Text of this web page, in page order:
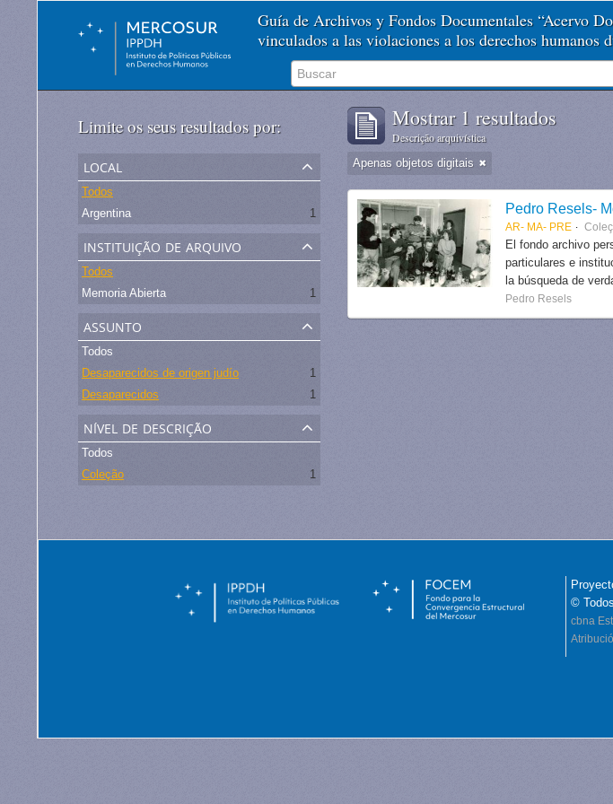
Guía de Archivos y Fondos Documentales “Acervo
vinculados a las violaciones a los derechos humanos
Limite os seus resultados por:
local
Todos
Argentina
1
instituição de arquivo
Todos
Memoria Abierta
1
assunto
Todos
Desaparecidos de origen judío
1
Desaparecidos
1
nível de descrição
Todos
Coleção
1
Mostrar 1 resultados
Descrição arquivística
Apenas objetos digitais
Pedro Resels-
AR- MA- PRE
El fondo archivo
particulares e
la búsqueda de
Pedro Resels
©
cbna